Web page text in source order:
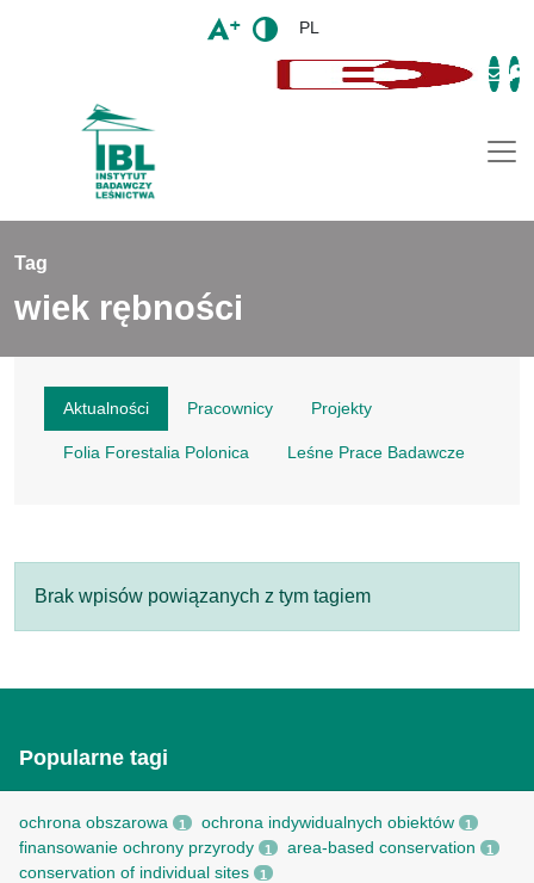
PL
Tag
wiek rębności
Aktualności Pracownicy Projekty
Folia Forestalia Polonica Leśne Prace Badawcze
Brak wpisów powiązanych z tym tagiem
Popularne tagi
ochrona obszarowa 1 ochrona indywidualnych obiektów 1
finansowanie ochrony przyrody 1 area-based conservation 1
conservation of individual sites 1